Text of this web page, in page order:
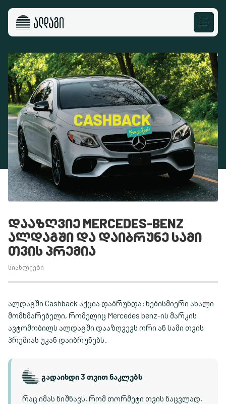
ᲓᲐᲐᲖᲦᲕᲘᲔ MERCEDES-BENZ
ᲐᲚᲓᲐᲒᲨᲘ ᲓᲐ ᲓᲐᲘᲑᲠᲣᲜᲔ ᲡᲐᲛᲘ
ᲗᲕᲘᲡ ᲞᲠᲔᲛᲘᲐ
სიახლეები
ალდაგში Cashback აქცია დაბრუნდა: ნებისმიერი ახალი
მომხმარებელი, რომელიც Mercedes benz-ის მარკის
ავტომობილს ალდაგში დააზღვევს ორი ან სამი თვის
პრემიას უკან დაიბრუნებს.
გადაიხდი 3 თვით ნაკლებს
რაც იმას ნიშნავს, რომ თორმეტი თვის ნაცვლად,